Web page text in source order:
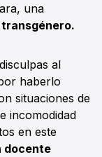
una
al
haberlo
situaciones de
incomodidad
en este
docente